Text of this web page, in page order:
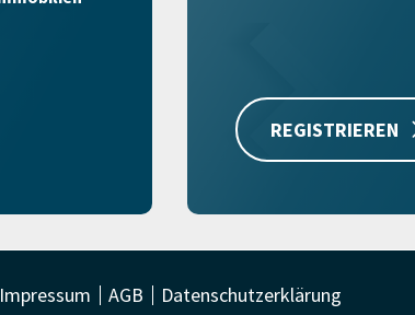
REGISTRIEREN
Impressum AGB
Datenschutzerklärung